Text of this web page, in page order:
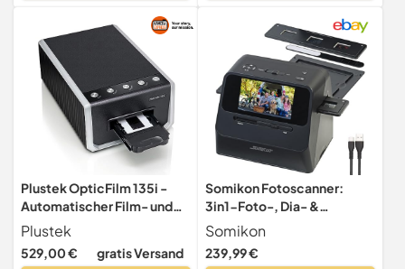
Plustek OpticFilm 135i -
Automatischer Film- und
Diascanner
Plustek
529,00 € gratis Versand
Somikon Fotoscanner:
3in1-Foto-, Dia- &
Negativscanner mit 22 MP
und HDMI-Ausgang, Akku
(Dia Foto Scanner,
Somikon
239,99 €